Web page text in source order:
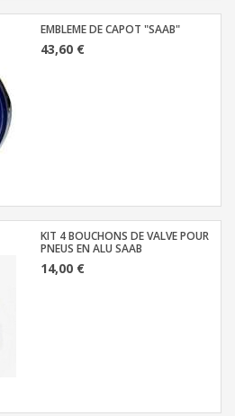
EMBLEME DE CAPOT "SAAB"
43,60 €
KIT 4 BOUCHONS DE VALVE POUR
PNEUS EN ALU SAAB
14,00 €